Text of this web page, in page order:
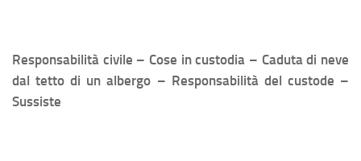
Responsabilità civile – Cose in custodia – Caduta di neve
dal tetto di un albergo – Responsabilità del custode –
Sussiste